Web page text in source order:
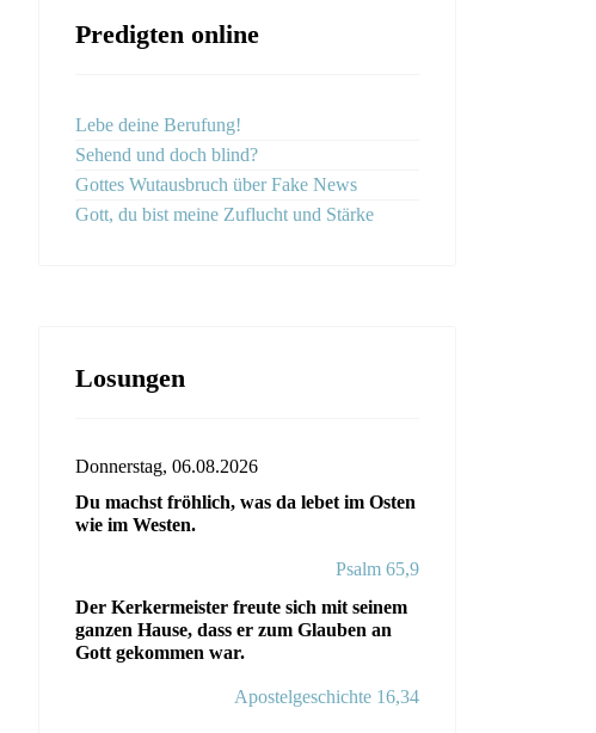
Predigten online
Lebe deine Berufung!
Sehend und doch blind?
Gottes Wutausbruch über Fake News
Gott, du bist meine Zuflucht und Stärke
Losungen
Donnerstag, 06.08.2026
Du machst fröhlich, was da lebet im Osten
wie im Westen.
Psalm 65,9
Der Kerkermeister freute sich mit seinem
ganzen Hause, dass er zum Glauben an
Gott gekommen war.
Apostelgeschichte 16,34